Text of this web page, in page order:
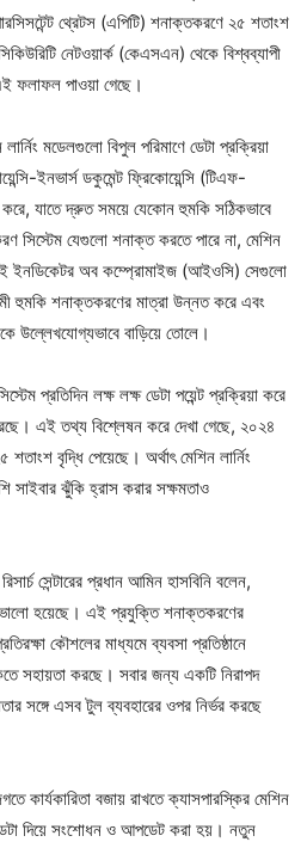
থ্রেটস (এপিটি) শনাক্তকরণে ২৫ শতাংশ
নেটওয়ার্ক (কেএসএন) থেকে বিশ্বব্যাপী
ফলাফল পাওয়া গেছে।
মডেলগুলো বিপুল পরিমাণে ডেটা প্রক্রিয়া
ইনভার্স ডকুমেন্ট ফ্রিকোয়েন্সি (টিএফ-
যাতে দ্রুত সময়ে যেকোন হুমকি সঠিকভাবে
সিস্টেম যেগুলো শনাক্ত করতে পারে না, মেশিন
ইনডিকেটর অব কম্প্রোমাইজ (আইওসি) সেগুলো
হুমকি শনাক্তকরণের মাত্রা উন্নত করে এবং
উল্লেখযোগ্যভাবে বাড়িয়ে তোলে।
প্রতিদিন লক্ষ লক্ষ ডেটা পয়েন্ট প্রক্রিয়া করে
এই তথ্য বিশ্লেষন করে দেখা গেছে, ২০২৪
বৃদ্ধি পেয়েছে। অর্থাৎ মেশিন লার্নিং
সাইবার ঝুঁকি হ্রাস করার সক্ষমতাও
সেন্টারের প্রধান আমিন হাসবিনি বলেন,
হয়েছে। এই প্রযুক্তি শনাক্তকরণের
কৌশলের মাধ্যমে ব্যবসা প্রতিষ্ঠানে
সহায়তা করছে। সবার জন্য একটি নিরাপদ
সঙ্গে এসব টুল ব্যবহারের ওপর নির্ভর করছে
কার্যকারিতা বজায় রাখতে ক্যাসপারস্কির মেশিন
দিয়ে সংশোধন ও আপডেট করা হয়। নতুন